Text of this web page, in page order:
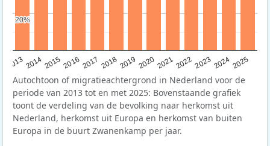
20132014201520162017 20182019 202020212022202320242025
20%
20%
Autochtoon of migratieachtergrond in Nederland voor de
periode van 2013 tot en met 2025: Bovenstaande grafiek
toont de verdeling van de bevolking naar herkomst uit
Nederland, herkomst uit Europa en herkomst van buiten
Europa in de buurt Zwanenkamp per jaar.